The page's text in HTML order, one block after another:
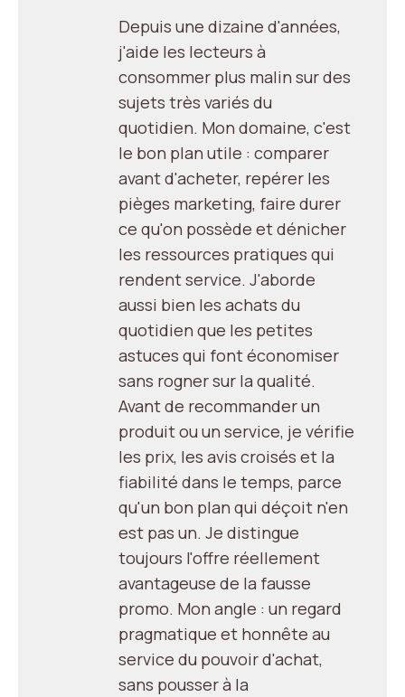
Depuis une dizaine d'années,
j'aide les lecteurs à
consommer plus malin sur des
sujets très variés du
quotidien. Mon domaine, c'est
le bon plan utile : comparer
avant d'acheter, repérer les
pièges marketing, faire durer
ce qu'on possède et dénicher
les ressources pratiques qui
rendent service. J'aborde
aussi bien les achats du
quotidien que les petites
astuces qui font économiser
sans rogner sur la qualité.
Avant de recommander un
produit ou un service, je vérifie
les prix, les avis croisés et la
fiabilité dans le temps, parce
qu'un bon plan qui déçoit n'en
est pas un. Je distingue
toujours l'offre réellement
avantageuse de la fausse
promo. Mon angle : un regard
pragmatique et honnête au
service du pouvoir d'achat,
sans pousser à la